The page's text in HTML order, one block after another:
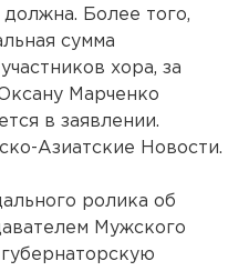
должна. Более того,
сумма
хора, за
Марченко
в заявлении.
Азиатские Новости.
ролика об
Мужского